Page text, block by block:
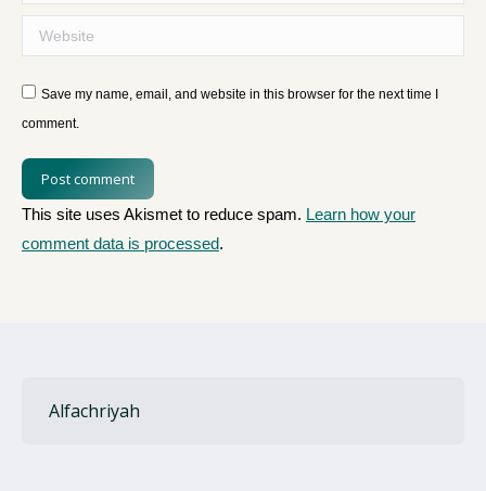
Website
Save my name, email, and website in this browser for the next time I
comment.
Post comment
This site uses Akismet to reduce spam. Learn how your
comment data is processed.
Alfachriyah